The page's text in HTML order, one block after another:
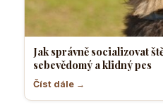
Jak správně socializovat
sebevědomý a klidný pes
Číst dále →